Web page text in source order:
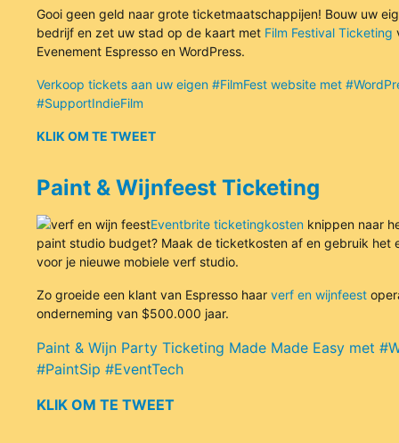
Gooi geen geld naar grote ticketmaatschappijen! Bouw uw
bedrijf en zet uw stad op de kaart met Film Festival Ticketing
Evenement Espresso en WordPress.
Verkoop tickets aan uw eigen #FilmFest website met
#SupportIndieFilm
KLIK OM TE TWEET
Paint & Wijnfeest Ticketing
Eventbrite ticketingkostenknippen naar
paint studio budget? Maak de ticketkosten af en gebruik het
voor je nieuwe mobiele verf studio.
Zo groeide een klant van Espresso haar verf en wijnfeest
onderneming van $500.000 jaar.
Paint & Wijn Party Ticketing Made Made Easy met
#PaintSip #EventTech
KLIK OM TE TWEET